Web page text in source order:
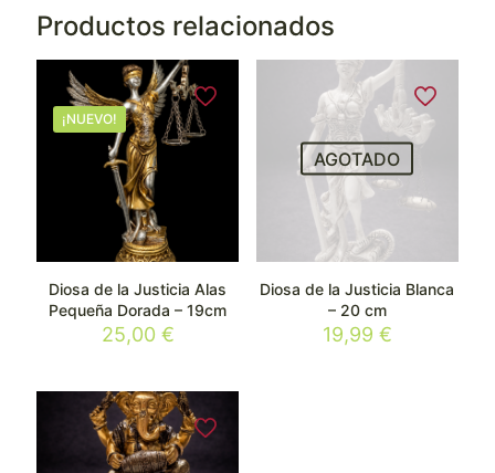
Productos relacionados
¡NUEVO!
Diosa de la Justicia Alas
Pequeña Dorada – 19cm
25,00 €
AGOTADO
Diosa de la Justicia Blanca
– 20 cm
19,99 €